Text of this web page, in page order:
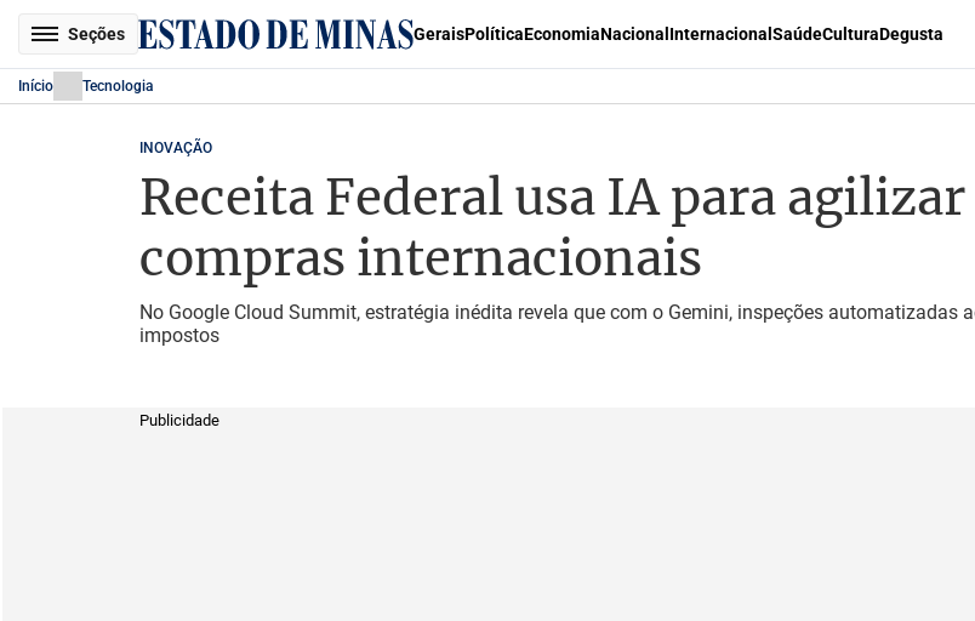
Seções GeraisPolíticaEconomiaNacional Internacional SaúdeCulturaDegusta
Início Tecnologia
INOVAÇÃO
Receita Federal usa IA para
compras internacionais
No Google Cloud Summit, estratégia inédita revela que com o Gemini, inspeções automatizadas
impostos
Publicidade